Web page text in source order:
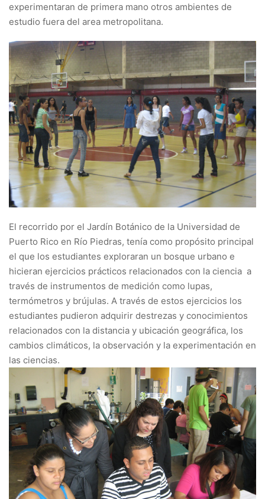
experimentaran de primera mano otros ambientes de
estudio fuera del area metropolitana.
El recorrido por el Jardín Botánico de la Universidad de
Puerto Rico en Río Piedras, tenía como propósito principal
el que los estudiantes exploraran un bosque urbano e
hicieran ejercicios prácticos relacionados con la ciencia a
través de instrumentos de medición como lupas,
termómetros y brújulas. A través de estos ejercicios los
estudiantes pudieron adquirir destrezas y conocimientos
relacionados con la distancia y ubicación geográfica, los
cambios climáticos, la observación y la experimentación en
las ciencias.